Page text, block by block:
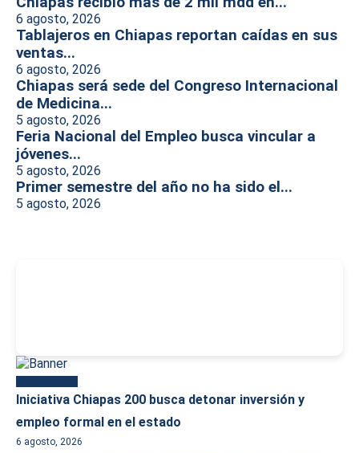
6 agosto, 2026
Tablajeros en Chiapas reportan caídas en sus
ventas...
6 agosto, 2026
Chiapas será sede del Congreso Internacional
de Medicina...
5 agosto, 2026
Feria Nacional del Empleo busca vincular a
jóvenes...
5 agosto, 2026
Primer semestre del año no ha sido el...
5 agosto, 2026
Iniciativa Chiapas 200 busca detonar inversión y
empleo formal en el estado
6 agosto, 2026